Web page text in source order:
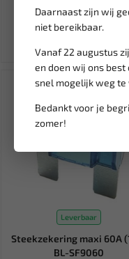
Daarnaast zijn wij
niet bereikbaar.
Vanaf 22 augustus
en doen wij ons
snel mogelijk weg te
Bedankt voor je
zomer!
7,39
Ex. btw: € 6,11
Leverbaar
Steekzekering maxi 60A
BL-SF9060